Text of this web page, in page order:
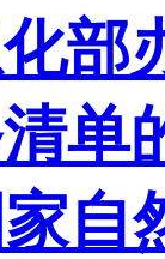
部
单